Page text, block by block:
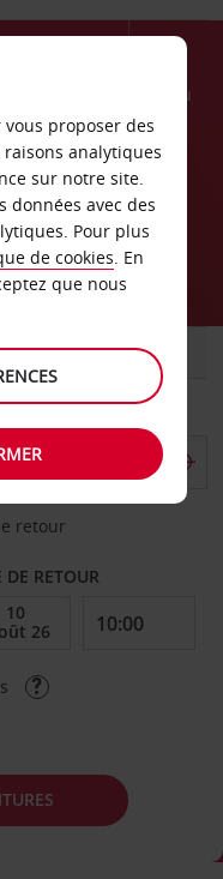
Menu
West
UTILITAIRE
retour
DE RETOUR
proposer des
analytiques
sur notre site.
données avec des
Pour plus
de cookies. En
que nous